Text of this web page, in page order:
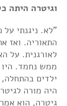
וגיטרה היתה
"לא. ניגנתי
התאוריה. ואז
לאורגנית. על
ממש נחמד. היו
ילדים בהתחלה,
היה מורה
גיטרה, הוא